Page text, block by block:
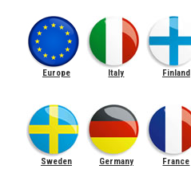
Europe Italy Finland
Sweden Germany France